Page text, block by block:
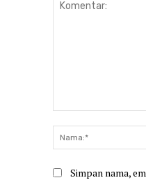
Simpan nama,